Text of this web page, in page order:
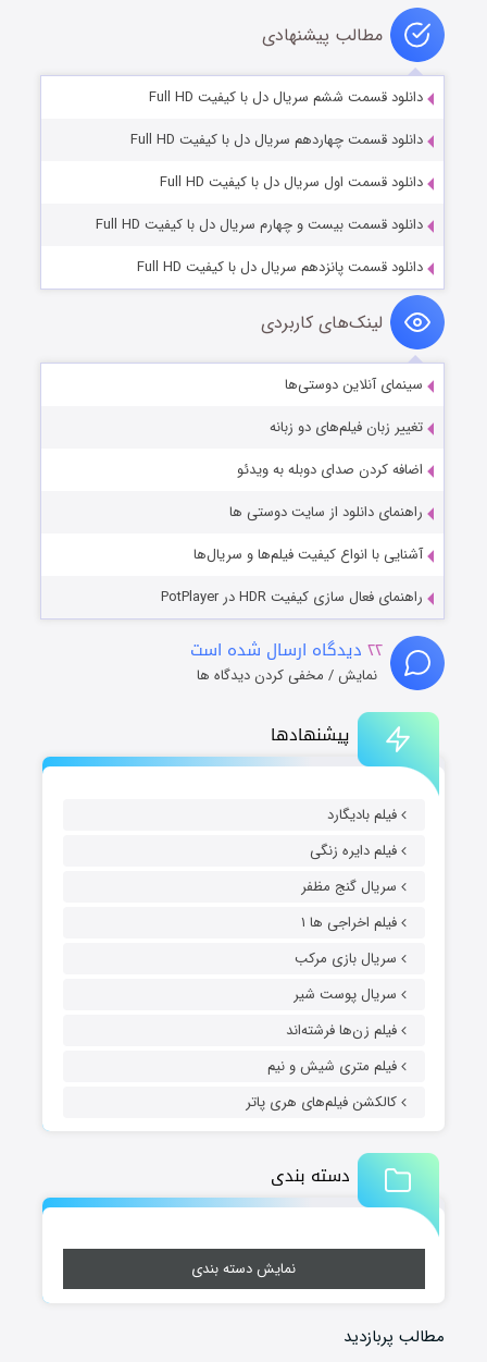
پیشنهادها
فیلم بادیگارد
فیلم دایره زنگی
سریال گنج مظفر
فیلم اخراجی ها ۱
سریال بازی مرکب
سریال پوست شیر
فیلم زن‌ها فرشته‌اند
فیلم متری شیش و نیم
کالکشن فیلم‌های هری پاتر
دسته بندی
نمایش دسته بندی
مطالب پربازدید
مطالب پیشنهادی
دانلود قسمت ششم سریال دل با کیفیت Full HD
دانلود قسمت چهاردهم سریال دل با کیفیت Full HD
دانلود قسمت اول سریال دل با کیفیت Full HD
دانلود قسمت بیست و چهارم سریال دل با کیفیت Full HD
دانلود قسمت پانزدهم سریال دل با کیفیت Full HD
لینک‌های کاربردی
سینمای آنلاین دوستی‌ها
تغییر زبان فیلم‌های دو زبانه
اضافه کردن صدای دوبله به ویدئو
راهنمای دانلود از سایت دوستی ها
آشنایی با انواع کیفیت فیلم‌ها و سریال‌ها
راهنمای فعال سازی کیفیت HDR در PotPlayer
۲۲ دیدگاه ارسال شده است
نمایش / مخفی کردن دیدگاه ها